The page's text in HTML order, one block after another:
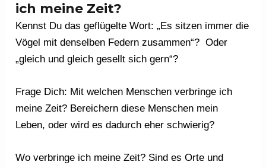
ich meine Zeit?
Kennst Du das geflügelte Wort: „Es sitzen immer die
Vögel mit denselben Federn zusammen“? Oder
„gleich und gleich gesellt sich gern“?
Frage Dich: Mit welchen Menschen verbringe ich
meine Zeit? Bereichern diese Menschen mein
Leben, oder wird es dadurch eher schwierig?
Wo verbringe ich meine Zeit? Sind es Orte und